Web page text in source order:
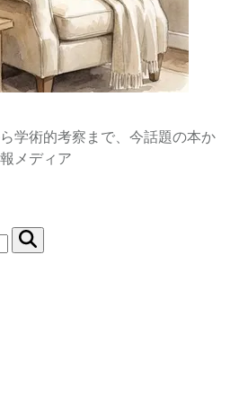
学術的考察まで、今話題の本か
メディア